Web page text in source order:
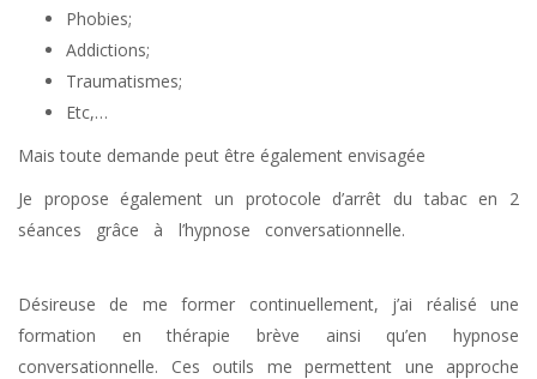
Phobies;
Addictions;
Traumatismes;
Etc,…
Mais toute demande peut être également envisagée
Je propose également un protocole d’arrêt du tabac en 2
séances grâce à l’hypnose conversationnelle.
Désireuse de me former continuellement, j’ai réalisé une
formation en thérapie brève ainsi qu’en hypnose
conversationnelle. Ces outils me permettent une approche